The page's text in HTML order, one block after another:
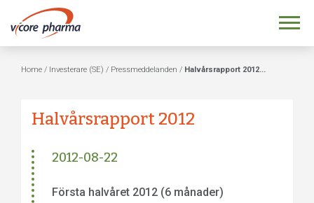
Home / Investerare (SE) / Pressmeddelanden / Halvårsrapport 2012...
Halvårsrapport 2012
2012-08-22
Första halvåret 2012 (6 månader)